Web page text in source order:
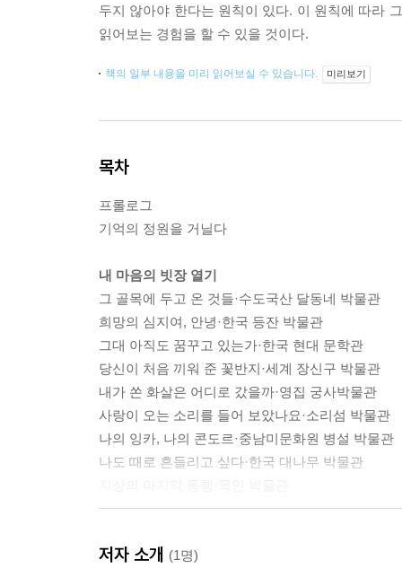
두지 않아야 한다는 원칙이 있다. 이 원칙에 따라
읽어보는 경험을 할 수 있을 것이다.
책의 일부 내용을 미리 읽어보실 수 있습니다. 미리보기
목차
프롤로그
기억의 정원을 거닐다
내 마음의 빗장 열기
그 골목에 두고 온 것들·수도국산 달동네 박물관
희망의 심지여, 안녕·한국 등잔 박물관
그대 아직도 꿈꾸고 있는가·한국 현대 문학관
당신이 처음 끼워 준 꽃반지·세계 장신구 박물관
내가 쏜 화살은 어디로 갔을까·영집 궁사박물관
사랑이 오는 소리를 들어 보았나요·소리섬 박물관
나의 잉카, 나의 콘도르·중남미문화원 병설 박물관
나도 때로 흔들리고 싶다·한국 대나무 박물관
바다를 건너는 법·국립 등대 박물관
저자 소개 (1명)